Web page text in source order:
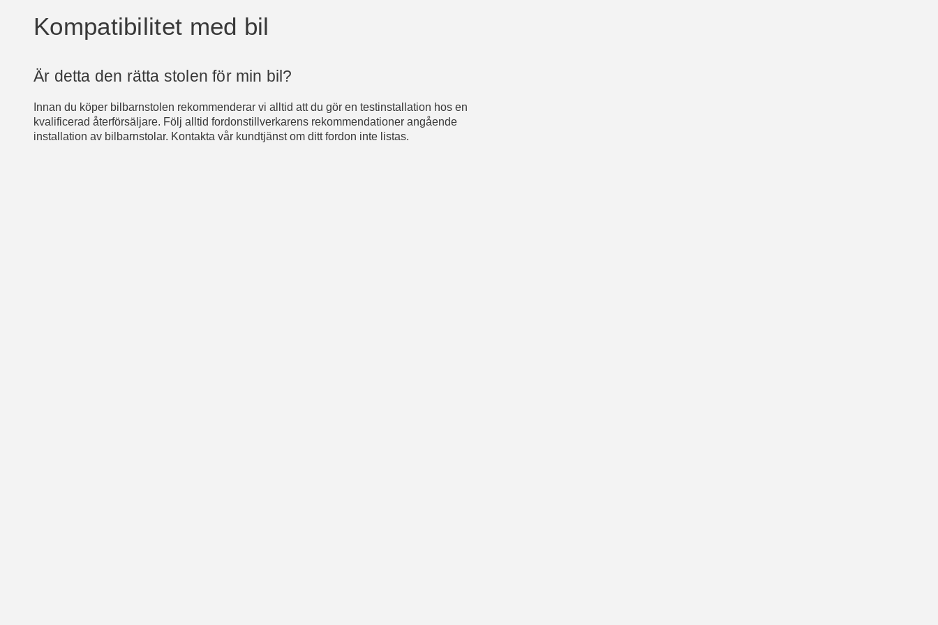
Kompatibilitet med bil
Är detta den rätta stolen för min bil?
Innan du köper bilbarnstolen rekommenderar vi alltid att du gör en testinstallation hos en
kvalificerad återförsäljare. Följ alltid fordonstillverkarens rekommendationer angående
installation av bilbarnstolar. Kontakta vår kundtjänst om ditt fordon inte listas.